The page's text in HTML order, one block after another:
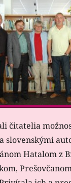
čitatelia
slovenskými
Hatalom z